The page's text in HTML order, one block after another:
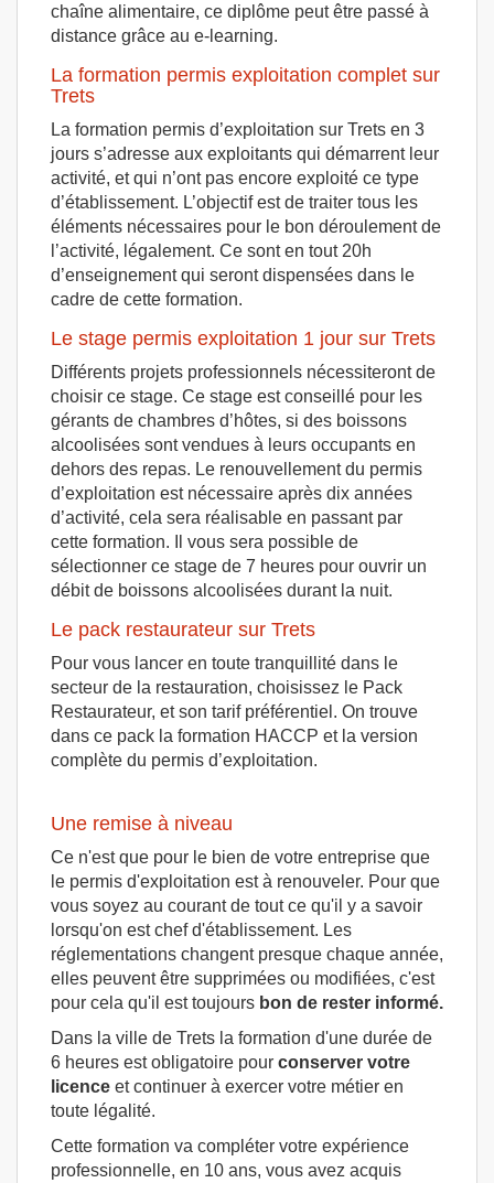
chaîne alimentaire, ce diplôme peut être passé à
distance grâce au e-learning.
La formation permis exploitation complet sur
Trets
La formation permis d’exploitation sur Trets en 3
jours s’adresse aux exploitants qui démarrent leur
activité, et qui n’ont pas encore exploité ce type
d’établissement. L’objectif est de traiter tous les
éléments nécessaires pour le bon déroulement de
l’activité, légalement. Ce sont en tout 20h
d’enseignement qui seront dispensées dans le
cadre de cette formation.
Le stage permis exploitation 1 jour sur Trets
Différents projets professionnels nécessiteront de
choisir ce stage. Ce stage est conseillé pour les
gérants de chambres d’hôtes, si des boissons
alcoolisées sont vendues à leurs occupants en
dehors des repas. Le renouvellement du permis
d’exploitation est nécessaire après dix années
d’activité, cela sera réalisable en passant par
cette formation. Il vous sera possible de
sélectionner ce stage de 7 heures pour ouvrir un
débit de boissons alcoolisées durant la nuit.
Le pack restaurateur sur Trets
Pour vous lancer en toute tranquillité dans le
secteur de la restauration, choisissez le Pack
Restaurateur, et son tarif préférentiel. On trouve
dans ce pack la formation HACCP et la version
complète du permis d’exploitation.
Une remise à niveau
Ce n'est que pour le bien de votre entreprise que
le permis d'exploitation est à renouveler. Pour que
vous soyez au courant de tout ce qu'il y a savoir
lorsqu'on est chef d'établissement. Les
réglementations changent presque chaque année,
elles peuvent être supprimées ou modifiées, c'est
pour cela qu'il est toujours bon de rester informé.
Dans la ville de Trets la formation d'une durée de
6 heures est obligatoire pour conserver votre
licence et continuer à exercer votre métier en
toute légalité.
Cette formation va compléter votre expérience
professionnelle, en 10 ans, vous avez acquis